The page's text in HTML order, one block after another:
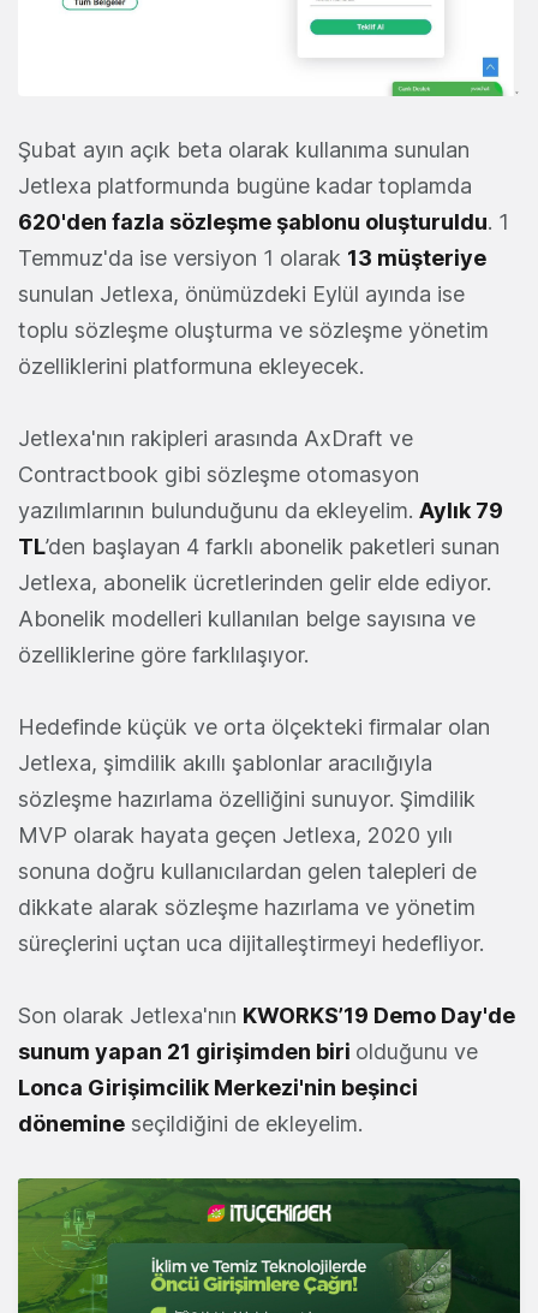
Şubat ayın açık beta olarak kullanıma sunulan
Jetlexa platformunda bugüne kadar toplamda
620'den fazla sözleşme şablonu oluşturuldu. 1
Temmuz'da ise versiyon 1 olarak 13 müşteriye
sunulan Jetlexa, önümüzdeki Eylül ayında ise
toplu sözleşme oluşturma ve sözleşme yönetim
özelliklerini platformuna ekleyecek.
Jetlexa'nın rakipleri arasında AxDraft ve
Contractbook gibi sözleşme otomasyon
yazılımlarının bulunduğunu da ekleyelim. Aylık 79
TL’den başlayan 4 farklı abonelik paketleri sunan
Jetlexa, abonelik ücretlerinden gelir elde ediyor.
Abonelik modelleri kullanılan belge sayısına ve
özelliklerine göre farklılaşıyor.
Hedefinde küçük ve orta ölçekteki firmalar olan
Jetlexa, şimdilik akıllı şablonlar aracılığıyla
sözleşme hazırlama özelliğini sunuyor. Şimdilik
MVP olarak hayata geçen Jetlexa, 2020 yılı
sonuna doğru kullanıcılardan gelen talepleri de
dikkate alarak sözleşme hazırlama ve yönetim
süreçlerini uçtan uca dijitalleştirmeyi hedefliyor.
Son olarak Jetlexa'nın KWORKS’19 Demo Day'de
sunum yapan 21 girişimden biri olduğunu ve
Lonca Girişimcilik Merkezi'nin beşinci
dönemine seçildiğini de ekleyelim.